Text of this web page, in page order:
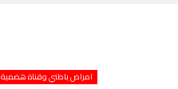
امراض باطني وقناة هضمية